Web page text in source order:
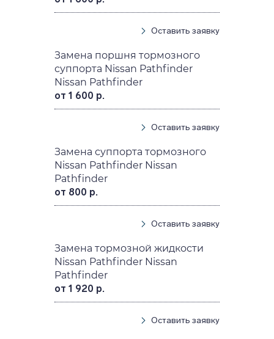
Оставить заявку
Замена поршня тормозного
суппорта Nissan Pathfinder
Nissan Pathfinder
от 1 600 р.
Оставить заявку
Замена суппорта тормозного
Nissan Pathfinder Nissan
Pathfinder
от 800 р.
Оставить заявку
Замена тормозной жидкости
Nissan Pathfinder Nissan
Pathfinder
от 1 920 р.
Оставить заявку